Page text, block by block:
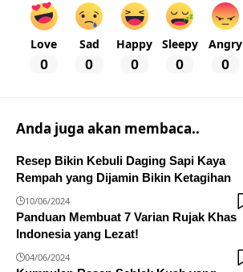
Love
0
Sad
0
Happy
0
Sleepy
0
Angry
0
Anda juga akan membaca..
Resep Bikin Kebuli Daging Sapi Kaya
Rempah yang Dijamin Bikin Ketagihan
10/06/2024
Panduan Membuat 7 Varian Rujak Khas
Indonesia yang Lezat!
04/06/2024